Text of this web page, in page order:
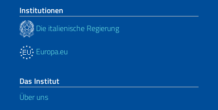
Institutionen
Die italienische Regierung
Europa.eu
Das Institut
Über uns